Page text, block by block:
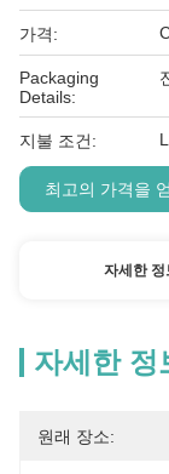
가격:
Packaging
Details:
지불 조건:
최고의 가격을
자세한 정
자세한 정
원래 장소: